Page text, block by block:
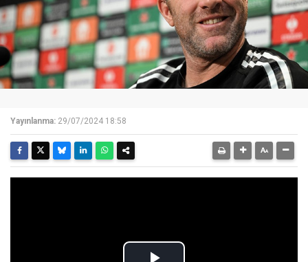
Yayınlanma: 29/07/2024 18:58